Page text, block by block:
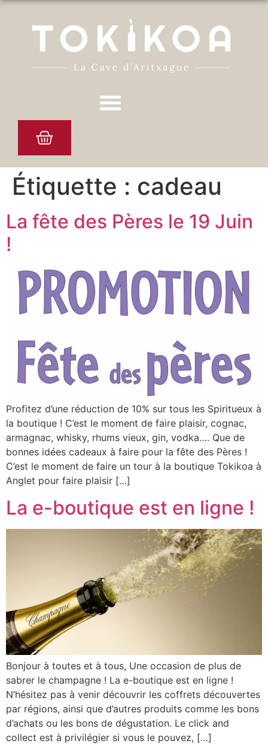
Étiquette : cadeau
La fête des Pères le 19 Juin
!
Profitez d’une réduction de 10% sur tous les Spiritueux à
la boutique ! C’est le moment de faire plaisir, cognac,
armagnac, whisky, rhums vieux, gin, vodka…. Que de
bonnes idées cadeaux à faire pour la fête des Pères !
C’est le moment de faire un tour à la boutique Tokikoa à
Anglet pour faire plaisir […]
La e-boutique est en ligne !
Bonjour à toutes et à tous, Une occasion de plus de
sabrer le champagne ! La e-boutique est en ligne !
N’hésitez pas à venir découvrir les coffrets découvertes
par régions, ainsi que d’autres produits comme les bons
d’achats ou les bons de dégustation. Le click and
collect est à privilégier si vous le pouvez, […]